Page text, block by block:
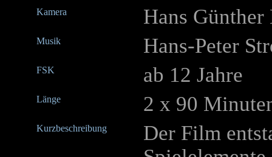
Kamera Hans
Musik Hans-Peter
FSK ab 12 Jahre
Länge 2 x 90
Kurzbeschreibung
Der Film